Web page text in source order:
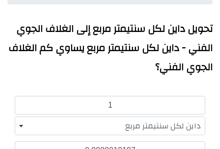
تحويل داين لكل سنتيمتر مربع إلى الغلاف الجوي
الفني - داين لكل سنتيمتر مربع يساوي كم الغلاف
الجوي الفني؟
داين لكل سنتيمتر مربع